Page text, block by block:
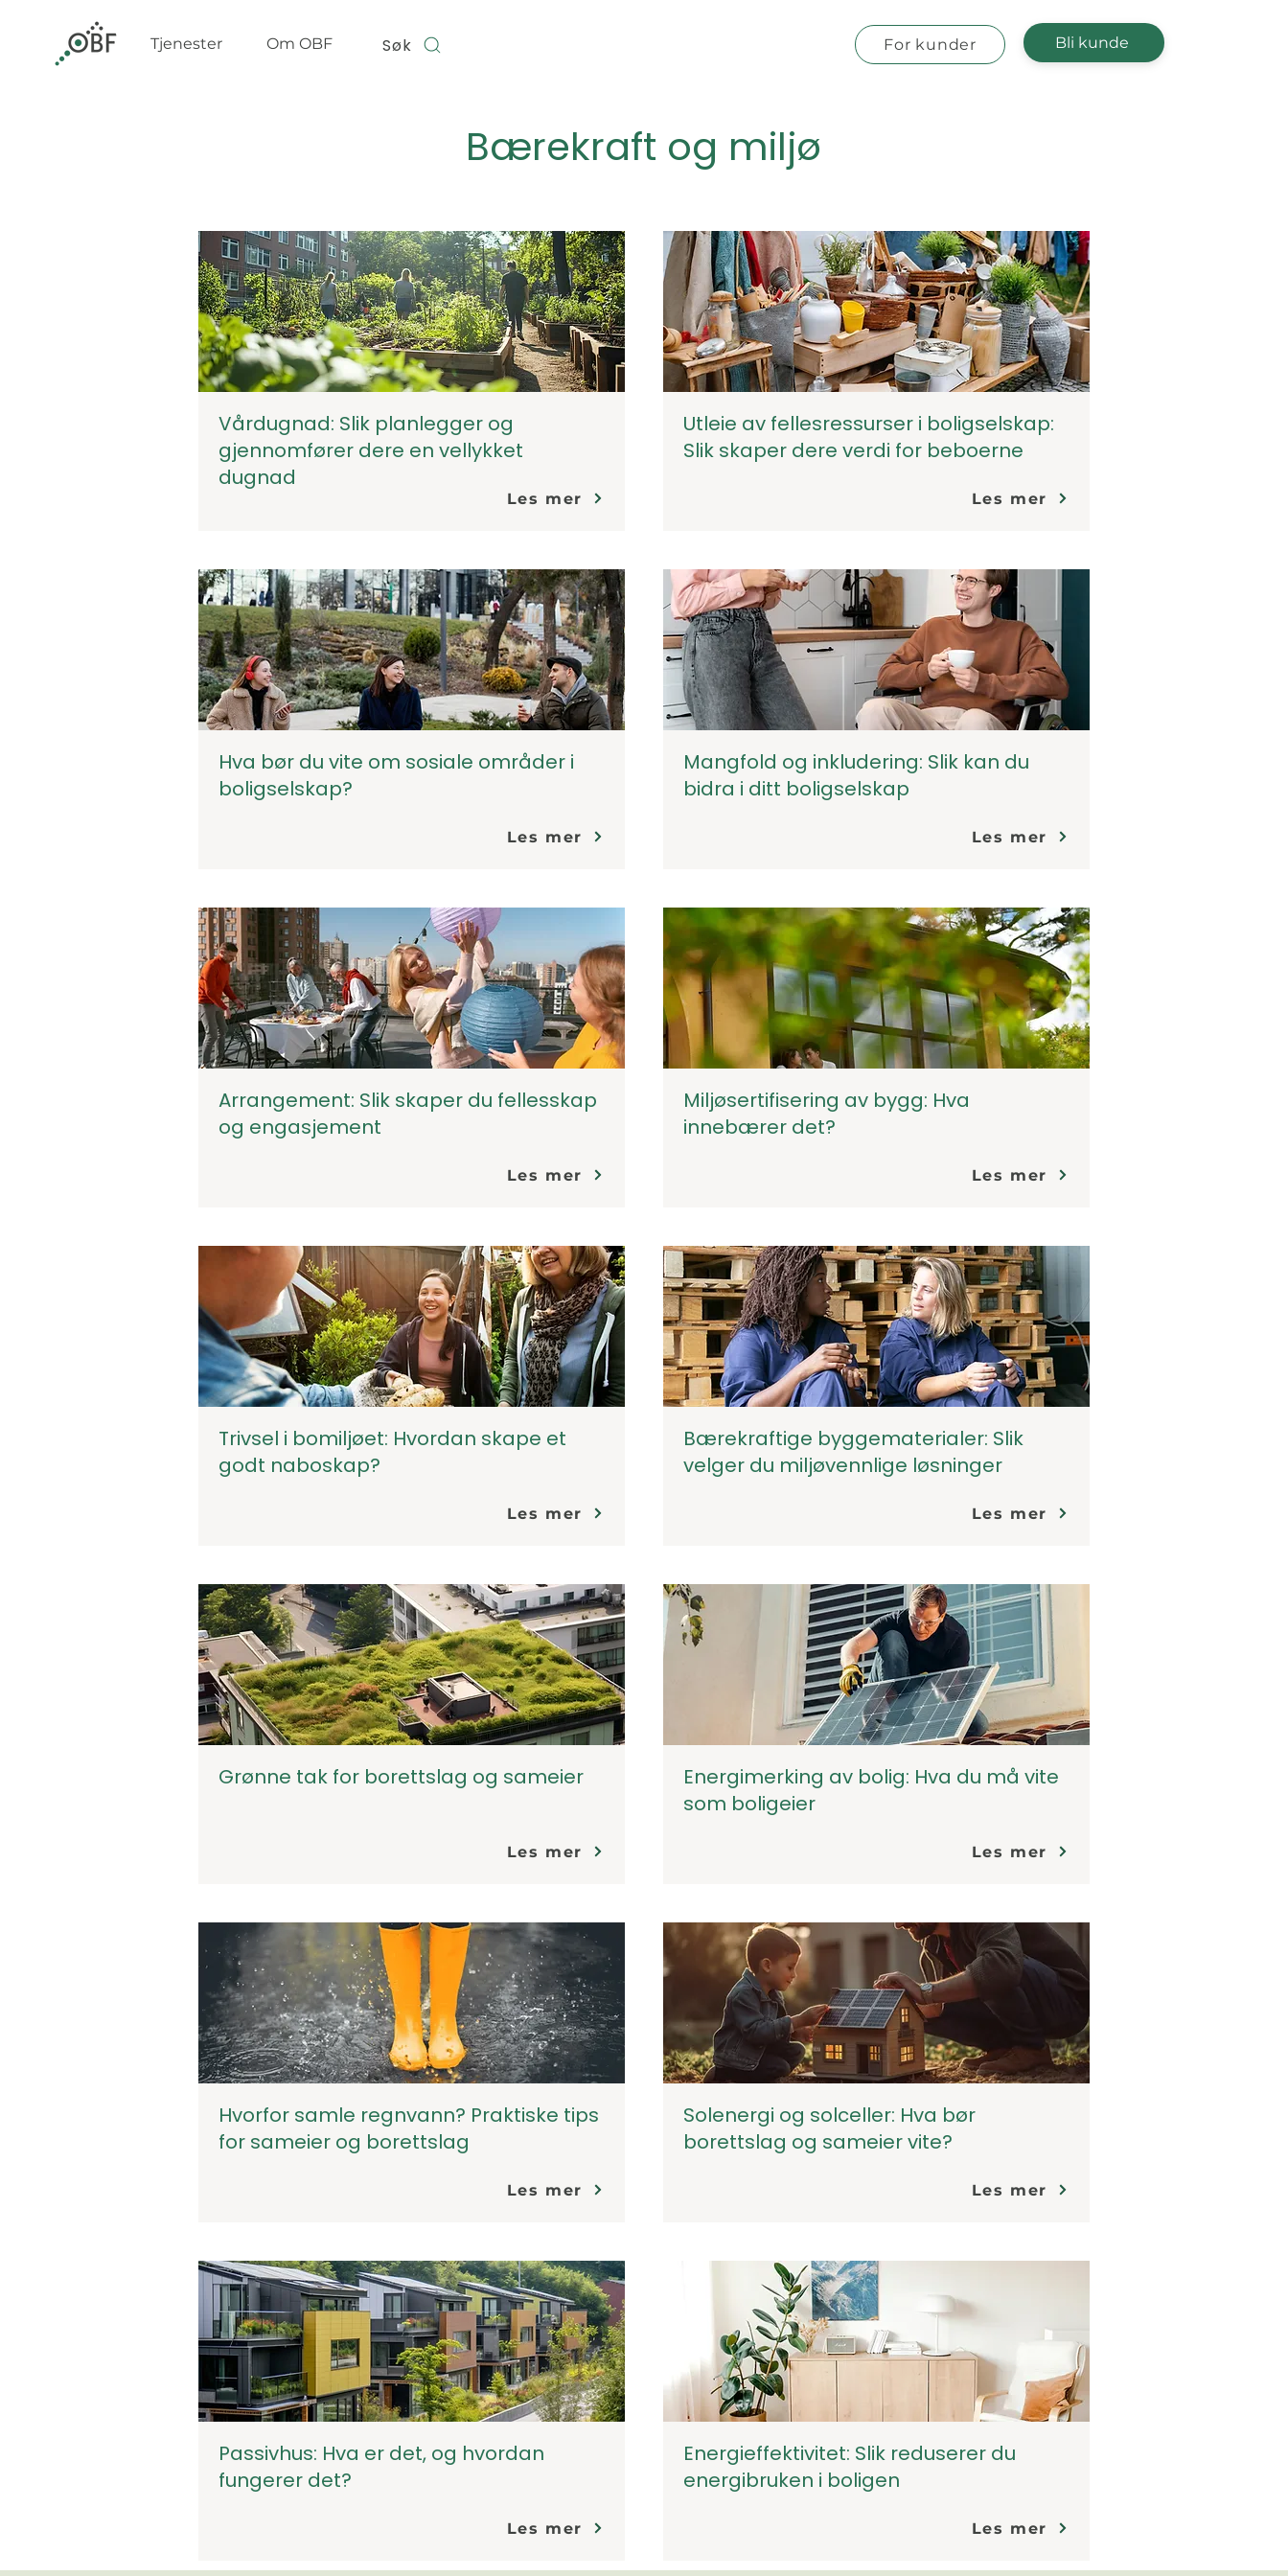
Tjenester Om OBF Søk For kunder Bli kunde
Bærekraft og miljø
Vårdugnad: Slik planlegger og
gjennomfører dere en vellykket
dugnad
Les mer
Hva bør du vite om sosiale områder i
boligselskap?
Les mer
Arrangement: Slik skaper du fellesskap
og engasjement
Les mer
Trivsel i bomiljøet: Hvordan skape et
godt naboskap?
Les mer
Grønne tak for borettslag og sameier
Les mer
Hvorfor samle regnvann? Praktiske tips
for sameier og borettslag
Les mer
Passivhus: Hva er det, og hvordan
fungerer det?
Les mer
Utleie av fellesressurser i boligselskap:
Slik skaper dere verdi for beboerne
Les mer
Mangfold og inkludering: Slik kan du
bidra i ditt boligselskap
Les mer
Miljøsertifisering av bygg: Hva
innebærer det?
Les mer
Bærekraftige byggematerialer: Slik
velger du miljøvennlige løsninger
Les mer
Energimerking av bolig: Hva du må vite
som boligeier
Les mer
Solenergi og solceller: Hva bør
borettslag og sameier vite?
Les mer
Energieffektivitet: Slik reduserer du
energibruken i boligen
Les mer